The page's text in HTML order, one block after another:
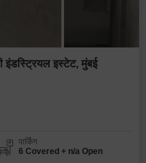
इंडस्ट्रियल इस्टेट, मुंबई
पार्किंग
6 Covered + n/a Open